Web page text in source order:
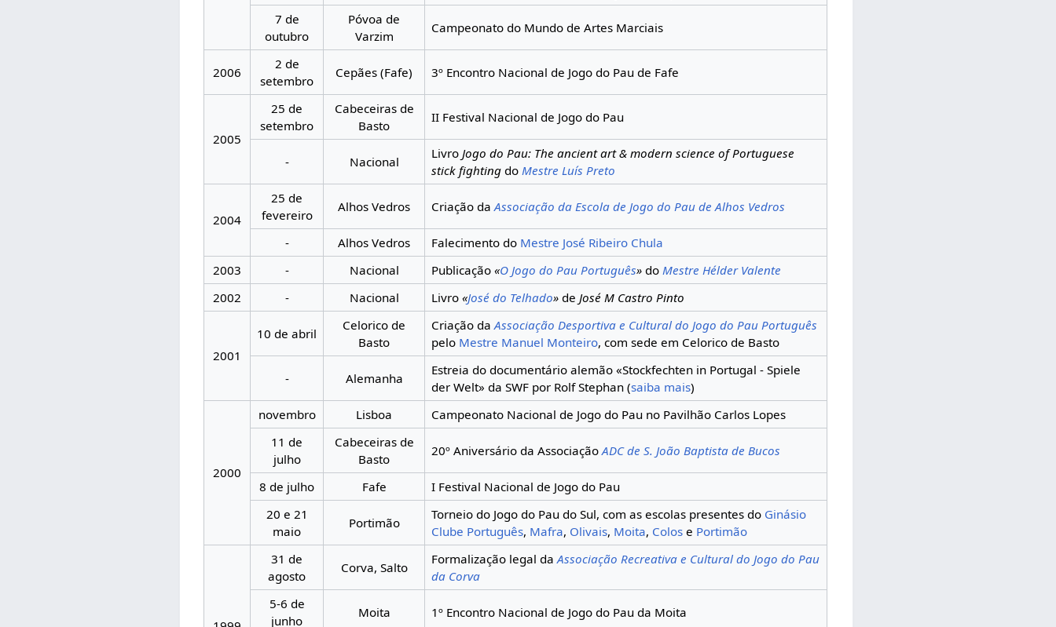
7 de
outubro
Póvoa de
Varzim
Campeonato do Mundo de Artes Marciais
2006
2 de
setembro
Cepães (Fafe) 3º Encontro Nacional de Jogo do Pau de Fafe
2005
25 de
setembro
Cabeceiras de
Basto
II Festival Nacional de Jogo do Pau
- Nacional
Livro Jogo do Pau: The ancient art & modern science of Portuguese
stick fightingdo Mestre Luís Preto
2004
25 de
fevereiro
Alhos Vedros Criação da Associação da Escola de Jogo do Pau de Alhos Vedros
- Alhos Vedros Falecimento do Mestre José Ribeiro Chula
2003
- Nacional Publicação «O Jogo do Pau Português»do Mestre Hélder Valente
2002
- Nacional Livro «José do Telhado»de José M Castro Pinto
2001
10 de abril
Celorico de
Basto
Criação da Associação Desportiva e Cultural do Jogo do Pau Português
pelo Mestre Manuel Monteiro, com sede em Celorico de Basto
- Alemanha
Estreia do documentário alemão «Stockfechten in Portugal - Spiele
der Welt» da SWF por Rolf Stephan (saiba mais)
2000
novembro Lisboa
Campeonato Nacional de Jogo do Pau no Pavilhão Carlos Lopes
11 de
julho
Cabeceiras de
Basto
20º Aniversário da Associação ADC de S. João Baptista de Bucos
8 de julho Fafe
I Festival Nacional de Jogo do Pau
20 e 21
maio
Portimão
Torneio do Jogo do Pau do Sul, com as escolas presentes do Ginásio
Clube Português, Mafra, Olivais, Moita, Colose Portimão
31 de
agosto
Corva, Salto
Formalização legal da Associação Recreativa e Cultural do Jogo do Pau
da Corva
5-6 de
junho
Moita 1º Encontro Nacional de Jogo do Pau da Moita